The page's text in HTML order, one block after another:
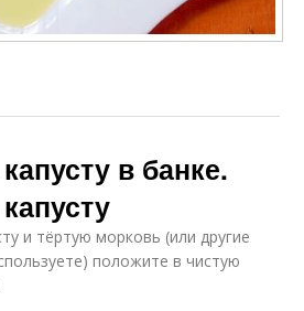
в банке.
и тёртую морковь (или другие
положите в чистую